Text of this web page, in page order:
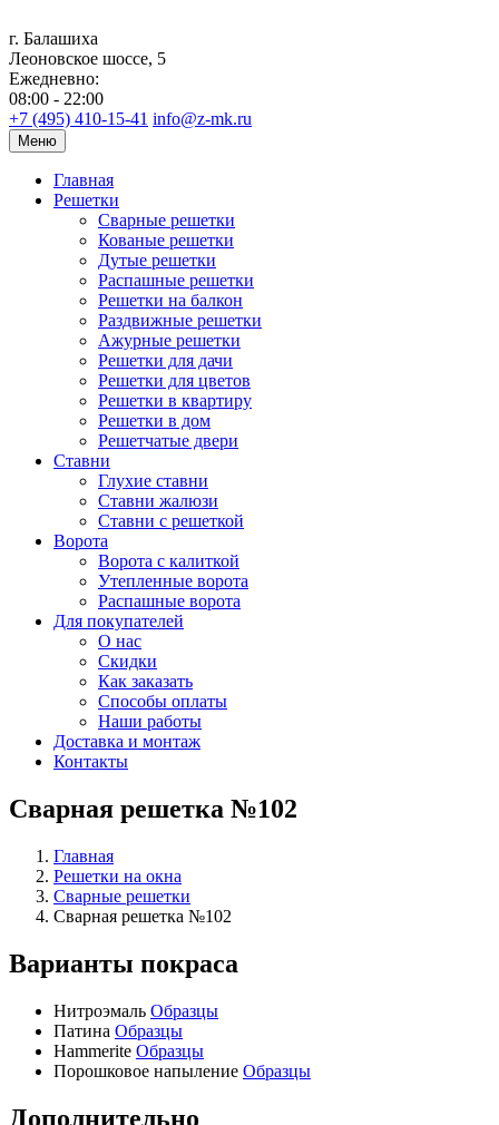
г. Балашиха
Леоновское шоссе, 5
Ежедневно:
08:00 - 22:00
+7 (495) 410-15-41 info@z-mk.ru
Меню
Главная
Решетки
Сварные решетки
Кованые решетки
Дутые решетки
Распашные решетки
Решетки на балкон
Раздвижные решетки
Ажурные решетки
Решетки для дачи
Решетки для цветов
Решетки в квартиру
Решетки в дом
Решетчатые двери
Ставни
Глухие ставни
Ставни жалюзи
Ставни с решеткой
Ворота
Ворота с калиткой
Утепленные ворота
Распашные ворота
Для покупателей
О нас
Скидки
Как заказать
Способы оплаты
Наши работы
Доставка и монтаж
Контакты
Сварная решетка №102
Главная
Решетки на окна
Сварные решетки
Сварная решетка №102
Варианты покраса
Нитроэмаль Образцы
Патина Образцы
Hammerite Образцы
Порошковое напыление Образцы
Дополнительно